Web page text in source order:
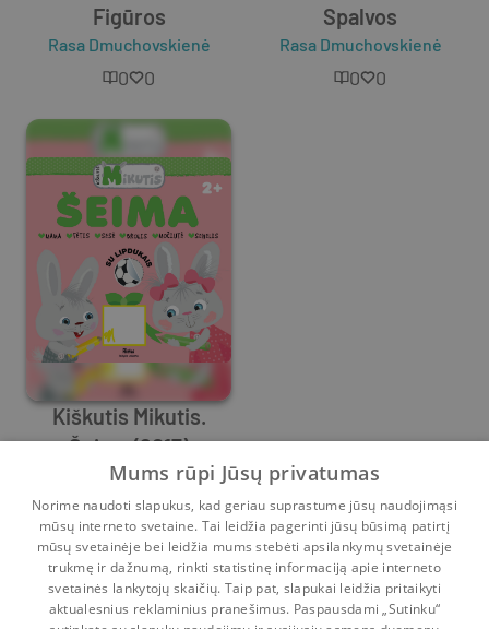
Figūros
Rasa Dmuchovskienė
0 0
Spalvos
Rasa Dmuchovskienė
0 0
Kiškutis Mikutis.
Šeima (2017)
Rasa Dmuchovskienė
0 0
1 2
Mums rūpi Jūsų privatumas
Norime naudoti slapukus, kad geriau suprastume jūsų naudojimąsi
mūsų interneto svetaine. Tai leidžia pagerinti jūsų būsimą patirtį
mūsų svetainėje bei leidžia mums stebėti apsilankymų svetainėje
trukmę ir dažnumą, rinkti statistinę informaciją apie interneto
svetainės lankytojų skaičių. Taip pat, slapukai leidžia pritaikyti
aktualesnius reklaminius pranešimus. Paspausdami „Sutinku“